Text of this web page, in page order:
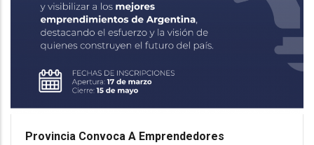
Provincia Convoca A Emprendedores